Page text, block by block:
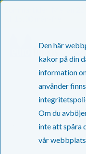
Den här
kakor på din
information
använder
Om du
inte att spåra
vår
Sommartider: Mellan
Nyheter
passar...